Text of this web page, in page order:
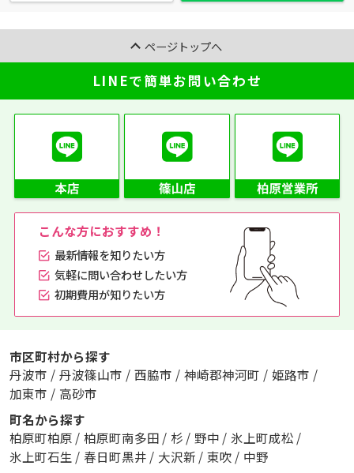
ページトップへ
LINEで簡単お問い合わせ
こんな方におすすめ！
最新情報を知りたい方
気軽に問い合わせしたい方
初期費用が知りたい方
市区町村から探す
丹波市 / 丹波篠山市 / 西脇市 / 神崎郡神河町 / 姫路市 /
加東市 / 高砂市
町名から探す
柏原町柏原 / 柏原町南多田 / 杉 / 野中 / 氷上町成松 /
氷上町石生 / 春日町黒井 / 大沢新 / 東吹 / 中野